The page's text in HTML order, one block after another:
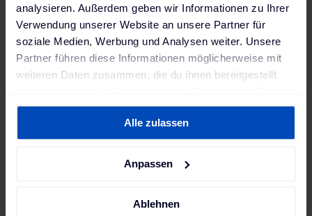
analysieren. Außerdem geben wir Informationen zu Ihrer
Verwendung unserer Website an unsere Partner für
soziale Medien, Werbung und Analysen weiter. Unsere
Partner führen diese Informationen möglicherweise mit
weiteren Daten zusammen, die du ihnen bereitgestellt
gesammelt haben. Weitere Informationen findest du in
Datenschutzerklärungund unserem
Impressum.
Alle zulassen
Anpassen
Ablehnen